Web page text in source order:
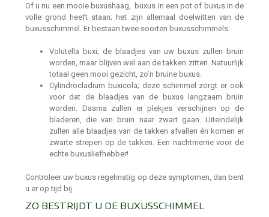
Of u nu een mooie buxushaag, buxus in een pot of buxus in de
volle grond heeft staan; het zijn allemaal doelwitten van de
buxusschimmel. Er bestaan twee soorten buxusschimmels:
Volutella buxi; de blaadjes van uw buxus zullen bruin
worden, maar blijven wel aan de takken zitten. Natuurlijk
totaal geen mooi gezicht, zo’n bruine buxus.
Cylindrocladium buxicola; deze schimmel zorgt er ook
voor dat de blaadjes van de buxus langzaam bruin
worden. Daarna zullen er plekjes verschijnen op de
bladeren, die van bruin naar zwart gaan. Uiteindelijk
zullen alle blaadjes van de takken afvallen én komen er
zwarte strepen op de takken. Een nachtmerrie voor de
echte buxusliefhebber!
Controleer uw buxus regelmatig op deze symptomen, dan bent
u er op tijd bij.
ZO BESTRIJDT U DE BUXUSSCHIMMEL